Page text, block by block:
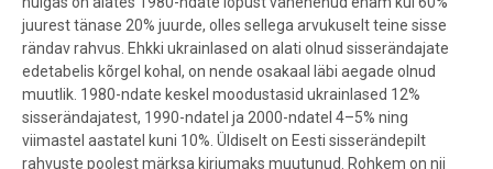
juurest tänase 20% juurde, olles sellega arvukuselt teine sisse
rändav rahvus. Ehkki ukrainlased on alati olnud sisserändajate
edetabelis kõrgel kohal, on nende osakaal läbi aegade olnud
muutlik. 1980-ndate keskel moodustasid ukrainlased 12%
sisserändajatest, 1990-ndatel ja 2000-ndatel 4–5% ning
viimastel aastatel kuni 10%. Üldiselt on Eesti sisserändepilt
rahvuste poolest märksa kirjumaks muutunud. Rohkem on nii